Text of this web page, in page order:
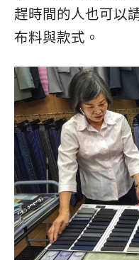
趕時間的人也可以
布料與款式。